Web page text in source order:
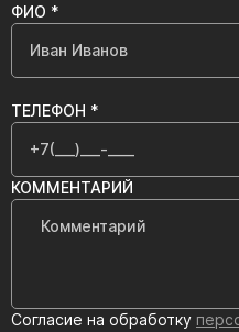
ФИО *
ТЕЛЕФОН *
КОММЕНТАРИЙ
Согласие на обработку